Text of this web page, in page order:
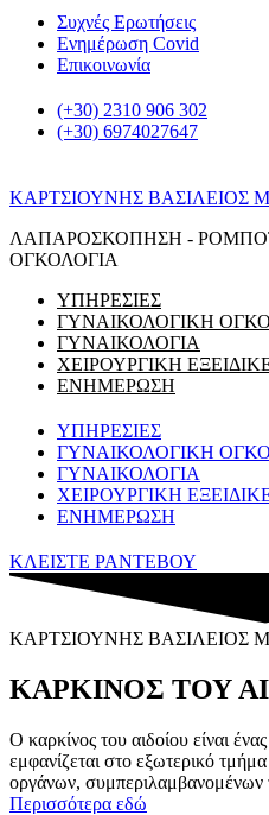
Μετάβαση
περιεχόμενο
Συχνές Ερωτήσεις
Ενημέρωση Covid
Επικοινωνία
(+30) 2310 906 302
(+30) 6974027647
ΚΑΡΤΣΙΟΥΝΗΣ ΒΑΣΙΛΕΙΟΣ
ΛΑΠΑΡΟΣΚΟΠΗΣΗ -
ΟΓΚΟΛΟΓΙΑ
ΥΠΗΡΕΣΙΕΣ
ΓΥΝΑΙΚΟΛΟΓΙΚΗ
ΓΥΝΑΙΚΟΛΟΓΙΑ
ΧΕΙΡΟΥΡΓΙΚΗ
ΕΝΗΜΕΡΩΣΗ
ΥΠΗΡΕΣΙΕΣ
ΓΥΝΑΙΚΟΛΟΓΙΚΗ
ΓΥΝΑΙΚΟΛΟΓΙΑ
ΧΕΙΡΟΥΡΓΙΚΗ
ΕΝΗΜΕΡΩΣΗ
ΚΛΕΙΣΤΕ ΡΑΝΤΕΒΟΥ
ΚΑΡΤΣΙΟΥΝΗΣ ΒΑΣΙΛΕΙΟΣ
ΚΑΡΚΙΝΟΣ ΤΟΥ
Ο καρκίνος του αιδοίου είναι
εμφανίζεται στο εξωτερικό
οργάνων, συμπεριλαμβανομένων
Περισσότερα εδώ